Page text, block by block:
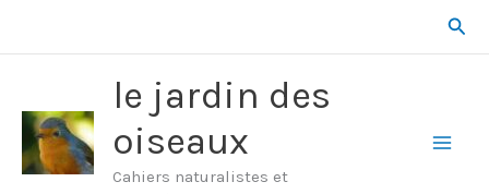
au
le jardin des
oiseaux
Cahiers naturalistes et